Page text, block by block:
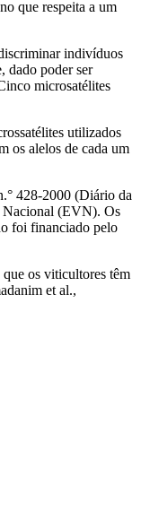
que respeita a um
indivíduos
dado poder ser
microsatélites
utilizados
os alelos de cada um
428‑2000 (Diário da
Nacional (EVN). Os
foi financiado pelo
que os viticultores têm
et al.,